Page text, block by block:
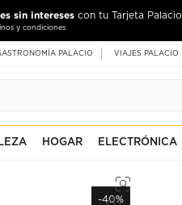
sin intereses con tu Tarjeta Palacio
y condiciones
PALACIO VIAJES PALACIO
HOGAR ELECTRÓNICA
-40%